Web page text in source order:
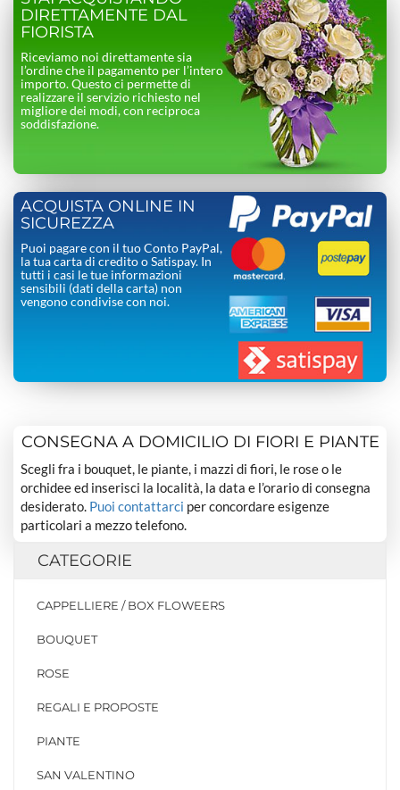
DIRETTAMENTE DAL
FIORISTA
Riceviamo noi direttamente sia
l’ordine che il pagamento per l’intero
importo. Questo ci permette di
realizzare il servizio richiesto nel
migliore dei modi, con reciproca
soddisfazione.
ACQUISTA ONLINE IN
SICUREZZA
Puoi pagare con il tuo Conto PayPal,
la tua carta di credito o Satispay. In
tutti i casi le tue informazioni
sensibili (dati della carta) non
vengono condivise con noi.
CONSEGNA A DOMICILIO DI FIORI E PIANTE
Scegli fra i bouquet, le piante, i mazzi di fiori, le rose o le
orchidee ed inserisci la località, la data e l’orario di consegna
desiderato. Puoi contattarci per concordare esigenze
particolari a mezzo telefono.
CATEGORIE
CAPPELLIERE / BOX FLOWEERS
BOUQUET
ROSE
REGALI E PROPOSTE
PIANTE
SAN VALENTINO